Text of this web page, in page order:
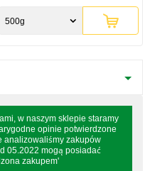
500g
w naszym sklepie staramy
opinie potwierdzone
analizowaliśmy zakupów
05.2022 mogą posiadać
zakupem'